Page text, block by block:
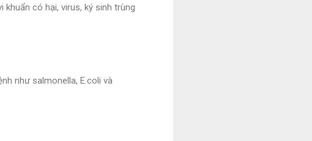
có hại, virus, ký sinh trùng
như salmonella, E.coli và